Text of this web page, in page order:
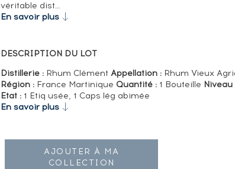
véritable dist…
En savoir plus
DESCRIPTION DU LOT
Distillerie :Rhum Clément Appellation :Rhum Vieux
Région : France Martinique Quantité :1 Bouteille Niveau
Etat :1 Etiq usée, 1 Caps lég abimée
En savoir plus
AJOUTER À MA
COLLECTION